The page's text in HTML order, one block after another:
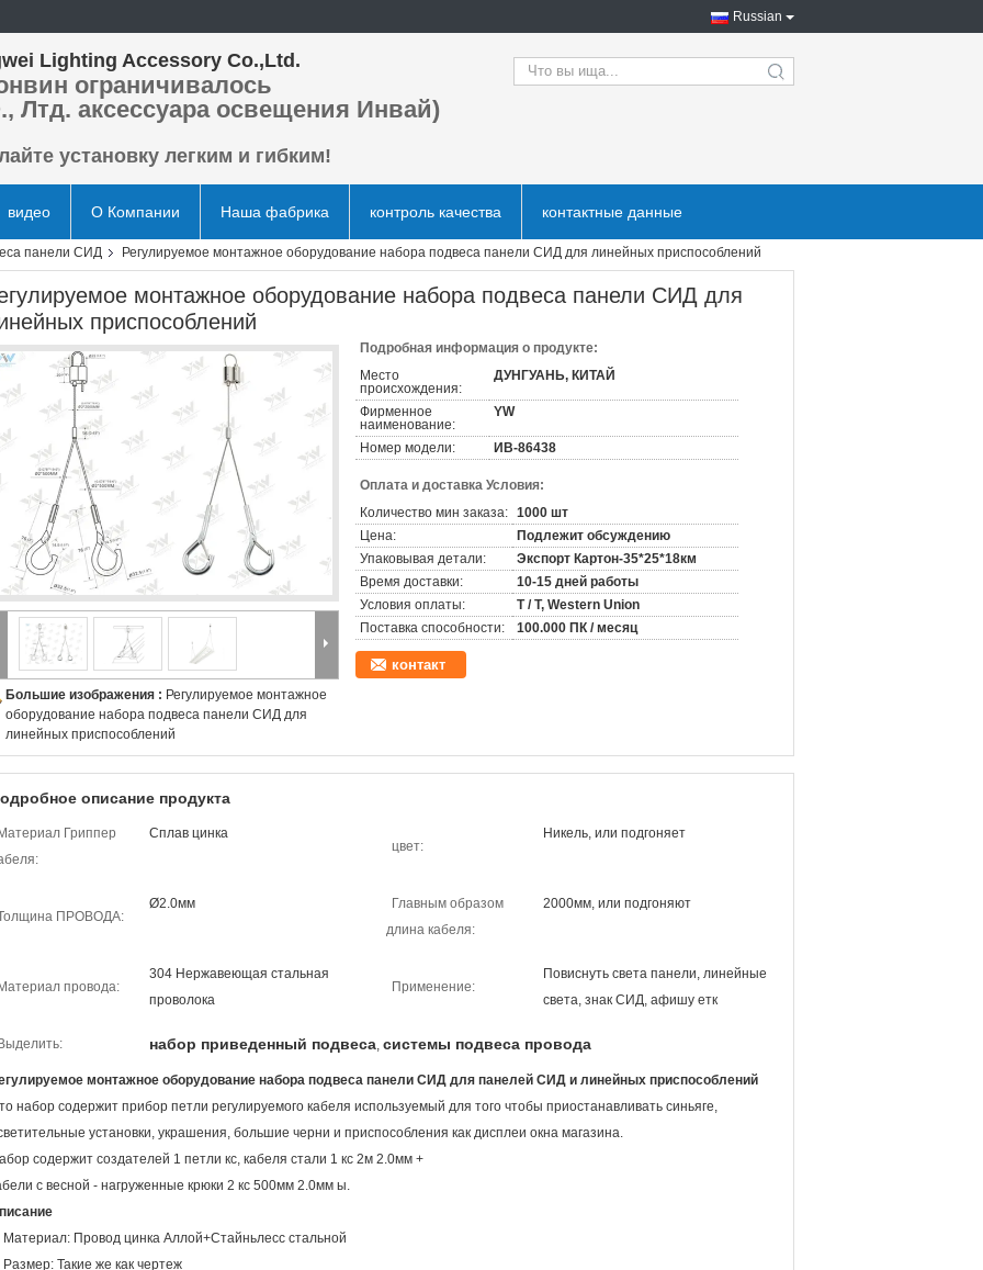
Russian
Lighting Accessory Co.,Ltd.
ограничивалось
Лтд. аксессуара освещения Инвай)
установку легким и гибким!
search
видео О Компании Наша фабрика контроль качества контактные данные
панели СИД Регулируемое монтажное оборудование набора подвеса панели СИД для линейных приспособлений
монтажное оборудование набора подвеса панели СИД для
приспособлений
Большие изображения : Регулируемое монтажное
оборудование набора подвеса панели СИД для
линейных приспособлений
Подробная информация о продукте:
Место
происхождения:
ДУНГУАНЬ, КИТАЙ
Фирменное
наименование:
YW
Номер модели: ИВ-86438
Оплата и доставка Условия:
Количество мин заказа: 1000 шт
Цена:
Подлежит обсуждению
Упаковывая детали:
Экспорт Картон-35*25*18км
Время доставки:
10-15 дней работы
Условия оплаты:
T / T, Western Union
Поставка способности:
100.000 ПК / месяц
контакт
описание продукта
Гриппер
Сплав цинка
цвет:
Никель, или подгоняет
ПРОВОДА:
Ø2.0мм
Главным образом
длина кабеля:
2000мм, или подгоняют
провода:
304 Нержавеющая стальная
проволока
Применение:
Повиснуть света панели, линейные
света, знак СИД, афишу етк
набор приведенный подвеса, системы подвеса провода
монтажное оборудование набора подвеса панели СИД для панелей СИД и линейных приспособлений
набор содержит прибор петли регулируемого кабеля используемый для того чтобы приостанавливать синьяге,
установки, украшения, большие черни и приспособления как дисплеи окна магазина.
содержит создателей 1 петли кс, кабеля стали 1 кс 2м 2.0мм +
с весной - нагруженные крюки 2 кс 500мм 2.0мм ы.
Материал: Провод цинка Аллой+Стайньлесс стальной
Размер: Такие же как чертеж